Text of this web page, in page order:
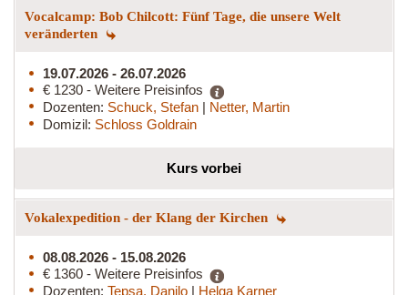
Vocalcamp: Bob Chilcott: Fünf Tage, die unsere Welt
veränderten
19.07.2026 - 26.07.2026
€ 1230 - Weitere Preisinfos
Dozenten: Schuck, Stefan | Netter, Martin
Domizil: Schloss Goldrain
Kurs vorbei
Vokalexpedition - der Klang der Kirchen
08.08.2026 - 15.08.2026
€ 1360 - Weitere Preisinfos
Dozenten: Tepsa, Danilo | Helga Karner